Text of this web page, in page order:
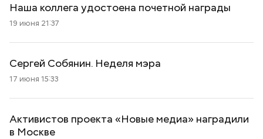
Наша коллега удостоена почетной награды
19 июня 21:37
Сергей Собянин. Неделя мэра
17 июня 15:33
Активистов проекта «Новые медиа» наградили
в Москве